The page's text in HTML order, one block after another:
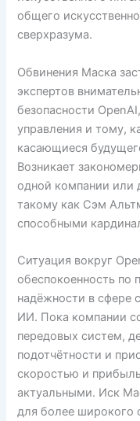
общего
сверхразума.
Обвинения Маска
экспертов
безопасности
управления и тому,
касающиеся
Возникает
одной компании или
такому как Сэм
способными
Ситуация вокруг
обеспокоенность по
надёжности в сфере
ИИ. Пока компании
передовых систем,
подотчётности и
скоростью и
актуальными. Иск
для более широкого